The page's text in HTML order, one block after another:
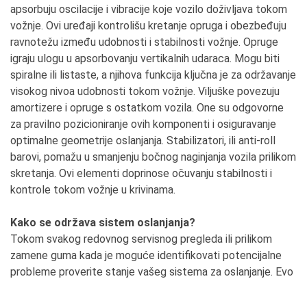
apsorbuju oscilacije i vibracije koje vozilo doživljava tokom
vožnje. Ovi uređaji kontrolišu kretanje opruga i obezbeđuju
ravnotežu između udobnosti i stabilnosti vožnje. Opruge
igraju ulogu u apsorbovanju vertikalnih udaraca. Mogu biti
spiralne ili listaste, a njihova funkcija ključna je za održavanje
visokog nivoa udobnosti tokom vožnje. Viljuške povezuju
amortizere i opruge s ostatkom vozila. One su odgovorne
za pravilno pozicioniranje ovih komponenti i osiguravanje
optimalne geometrije oslanjanja. Stabilizatori, ili anti-roll
barovi, pomažu u smanjenju bočnog naginjanja vozila prilikom
skretanja. Ovi elementi doprinose očuvanju stabilnosti i
kontrole tokom vožnje u krivinama.
Kako se održava sistem oslanjanja?
Tokom svakog redovnog servisnog pregleda ili prilikom
zamene guma kada je moguće identifikovati potencijalne
probleme proverite stanje vašeg sistema za oslanjanje. Evo